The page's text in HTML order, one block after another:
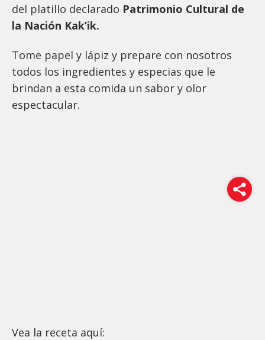
del platillo declarado Patrimonio Cultural de
la Nación Kak’ik.
Tome papel y lápiz y prepare con nosotros
todos los ingredientes y especias que le
brindan a esta comida un sabor y olor
espectacular.
Vea la receta aquí: